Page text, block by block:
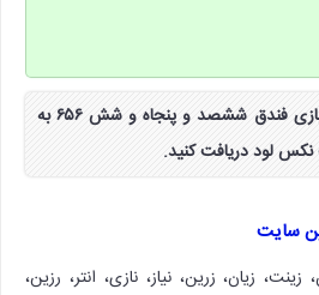
جواب و پاسخ مرحله 656 بازی فندق ششصد و پنجاه و شش ۶۵۶ به
لود دریافت کنید.
سایت
زیان، زرین، نیاز، نازی، انتر، رزین،